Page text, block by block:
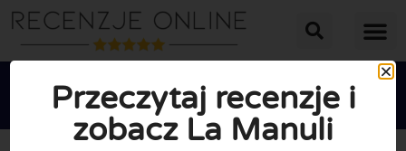
Przeczytaj recenzje i
zobacz La Manuli